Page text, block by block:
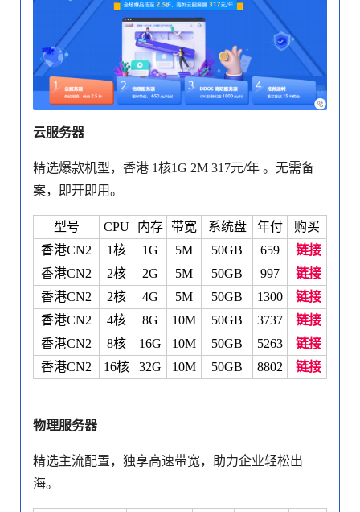
云服务器
精选爆款机型，香港 1核1G 2M 317元/年 。无需备
案，即开即用。
型号 CPU 内存 带宽 系统盘 年付
购买
香港CN2
1核 1G 5M 50GB 659
链接
香港CN2
2核 2G 5M 50GB 997
链接
香港CN2
2核 4G 5M 50GB 1300
链接
香港CN2
4核 8G 10M 50GB 3737
链接
香港CN2
8核 16G 10M 50GB 5263
链接
香港CN2
16核 32G 10M 50GB 8802 链接
物理服务器
精选主流配置，独享高速带宽，助力企业轻松出
海。